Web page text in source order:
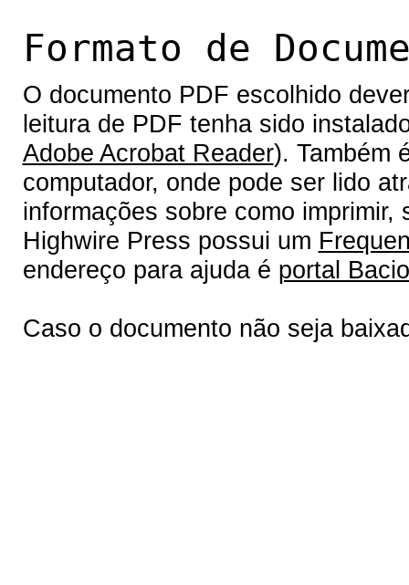
Formato de
O documento PDF escolhido
leitura de PDF tenha sido
Adobe Acrobat Reader). Também
computador, onde pode ser lido
informações sobre como
Highwire Press possui um
endereço para ajuda é portal
Caso o documento não seja